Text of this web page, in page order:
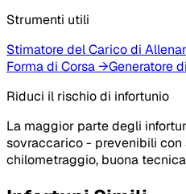
Strumenti utili
Stimatore del Carico di
Forma di Corsa→Generatore
Riduci il rischio di infortunio
La maggior parte degli
sovraccarico - prevenibili
chilometraggio, buona